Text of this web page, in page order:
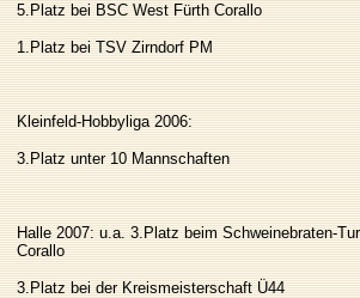
5.Platz bei BSC West Fürth Corallo
1.Platz bei TSV Zirndorf PM
Kleinfeld-Hobbyliga 2006:
3.Platz unter 10 Mannschaften
Halle 2007: u.a. 3.Platz beim Schweinebraten-
Corallo
3.Platz bei der Kreismeisterschaft Ü44